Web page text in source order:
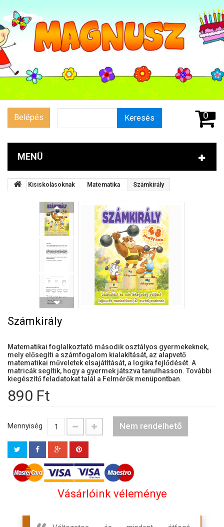
Belépés Keresés 0
MENÜ
Kisiskolásoknak Matematika Számkirály
Számkirály
Matematikai foglalkoztató második osztályos gyermekeknek,
mely elősegíti a számfogalom kialakítását, az alapvető
matematikai műveletek elsajátítását, a logika fejlődését. A
matricák segítik, hogy a gyermek játszva tanulhasson. További
kiegészítő feladatokat talál a Felmérők menüpontban.
890 Ft
Mennyiség Nem rendelhető
Vásárlóink véleménye